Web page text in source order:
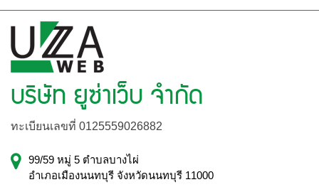
บริษัท ยูซ่าเว็บ จำกัด
ทะเบียนเลขที่ 0125559026882
99/59 หมู่ 5 ตำบลบางไผ่
อำเภอเมืองนนทบุรี จังหวัดนนทบุรี 11000